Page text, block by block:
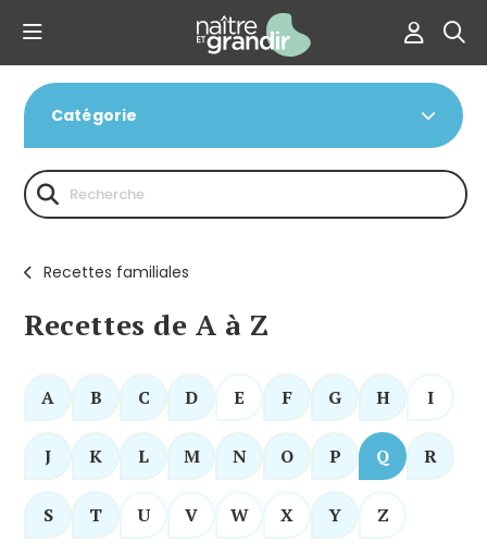
Recettes familiales
Recettes de A à Z
A B C D E F G H I
J K L M N O P Q R
S T U V W X Y Z
Catégorie